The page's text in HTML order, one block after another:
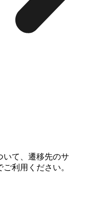
て、遷移先のサ
利用ください。